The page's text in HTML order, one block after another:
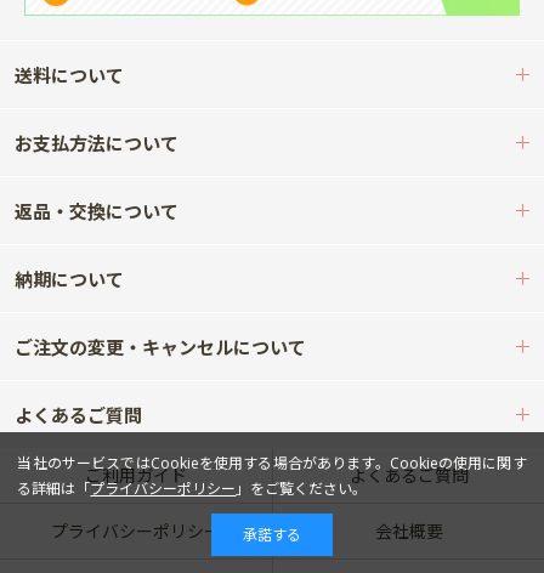
送料について
お支払方法について
返品・交換について
納期について
ご注文の変更・キャンセルについて
よくあるご質問
ご利用ガイド よくあるご質問
プライバシーポリシー 会社概要
当社のサービスではCookieを使用する場合があります。Cookieの使用に関す
る詳細は「プライバシーポリシー 」をご覧ください。
承諾する